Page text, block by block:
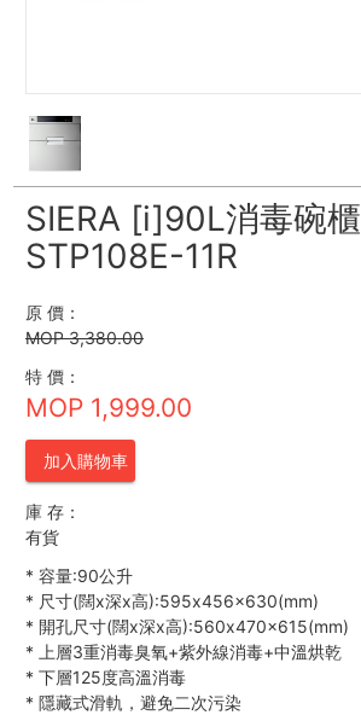
SIERA [i]90L消毒碗櫃
STP108E-11R
原 價：
MOP 3,380.00
特 價：
MOP 1,999.00
加入購物車
庫 存：
有貨
* 容量:90公升
* 尺寸(闊x深x高):595x456x630(mm)
* 開孔尺寸(闊x深x高):560x470x615(mm)
* 上層3重消毒臭氧+紫外線消毒+中溫烘乾
* 下層125度高溫消毒
* 隱藏式滑軌，避免二次污染